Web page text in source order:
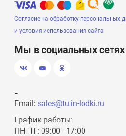
Согласие на обработку персональных
и условия использования сайта
Мы в социальных сетях
-
Email: sales@tulin-lodki.ru
График работы:
ПН-ПТ: 09:00 - 17:00